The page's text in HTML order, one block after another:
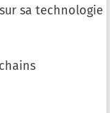
sa technologie